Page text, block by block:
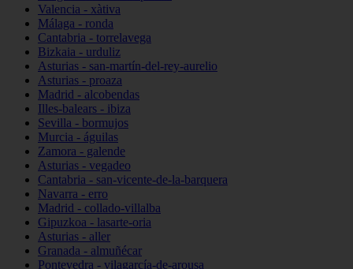
Valencia - xàtiva
Málaga - ronda
Cantabria - torrelavega
Bizkaia - urduliz
Asturias - san-martín-del-rey-aurelio
Asturias - proaza
Madrid - alcobendas
Illes-balears - ibiza
Sevilla - bormujos
Murcia - águilas
Zamora - galende
Asturias - vegadeo
Cantabria - san-vicente-de-la-barquera
Navarra - erro
Madrid - collado-villalba
Gipuzkoa - lasarte-oria
Asturias - aller
Granada - almuñécar
Pontevedra - vilagarcía-de-arousa